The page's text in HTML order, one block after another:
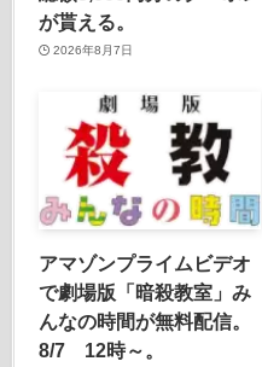
が貰える。
2026年8月7日
アマゾンプライムビデオ
で劇場版「暗殺教室」み
んなの時間が無料配信。
8/7 12時～。